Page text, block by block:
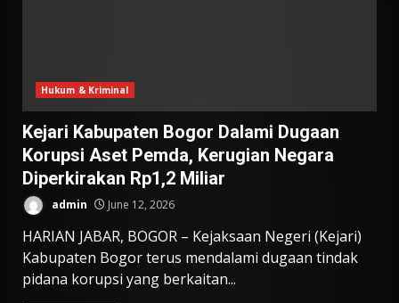
Hukum & Kriminal
Kejari Kabupaten Bogor Dalami Dugaan
Korupsi Aset Pemda, Kerugian Negara
Diperkirakan Rp1,2 Miliar
admin June 12, 2026
HARIAN JABAR, BOGOR – Kejaksaan Negeri (Kejari)
Kabupaten Bogor terus mendalami dugaan tindak
pidana korupsi yang berkaitan...